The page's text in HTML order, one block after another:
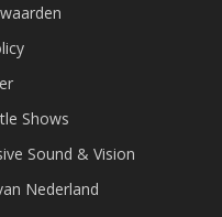
Shows
Sound & Vision
Nederland